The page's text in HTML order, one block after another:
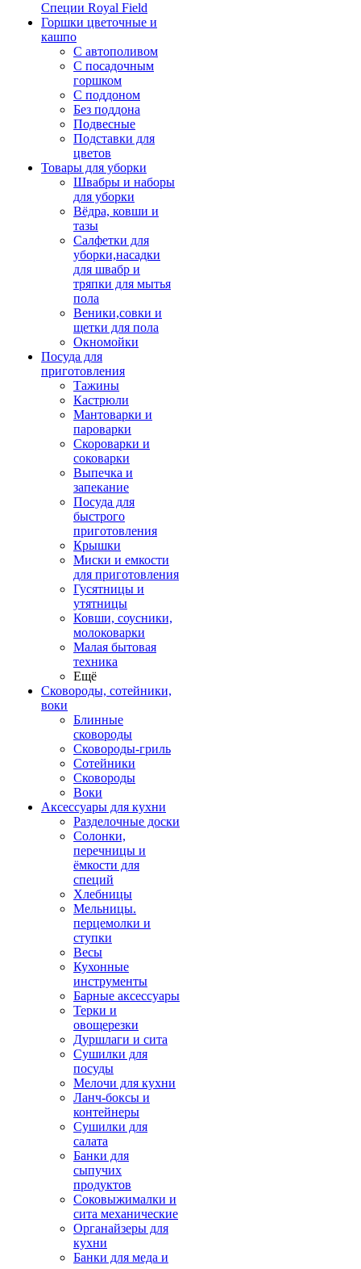
Специи Royal Field
Горшки цветочные и
кашпо
С автополивом
С посадочным
горшком
С поддоном
Без поддона
Подвесные
Подставки для
цветов
Товары для уборки
Швабры и наборы
для уборки
Вёдра, ковши и
тазы
Салфетки для
уборки,насадки
для швабр и
тряпки для мытья
пола
Веники,совки и
щетки для пола
Окномойки
Посуда для
приготовления
Тажины
Кастрюли
Мантоварки и
пароварки
Скороварки и
соковарки
Выпечка и
запекание
Посуда для
быстрого
приготовления
Крышки
Миски и емкости
для приготовления
Гусятницы и
утятницы
Ковши, соусники,
молоковарки
Малая бытовая
техника
Ещё
Сковороды, сотейники,
воки
Блинные
сковороды
Сковороды-гриль
Сотейники
Сковороды
Воки
Аксессуары для кухни
Разделочные доски
Солонки,
перечницы и
ёмкости для
специй
Хлебницы
Мельницы.
перцемолки и
ступки
Весы
Кухонные
инструменты
Барные аксессуары
Терки и
овощерезки
Дуршлаги и сита
Сушилки для
посуды
Мелочи для кухни
Ланч-боксы и
контейнеры
Сушилки для
салата
Банки для
сыпучих
продуктов
Соковыжималки и
сита механические
Органайзеры для
кухни
Банки для меда и